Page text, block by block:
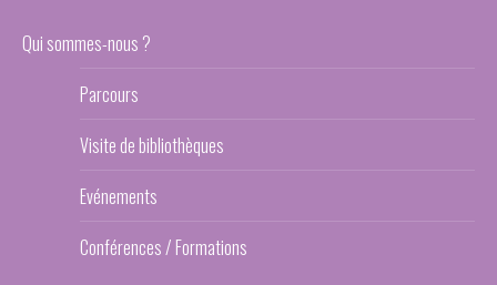
Qui sommes-nous ?
Parcours
Visite de bibliothèques
Evénements
Conférences / Formations